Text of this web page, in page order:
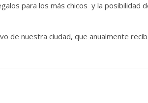
para los más chicos y la posibilidad
de nuestra ciudad, que anualmente